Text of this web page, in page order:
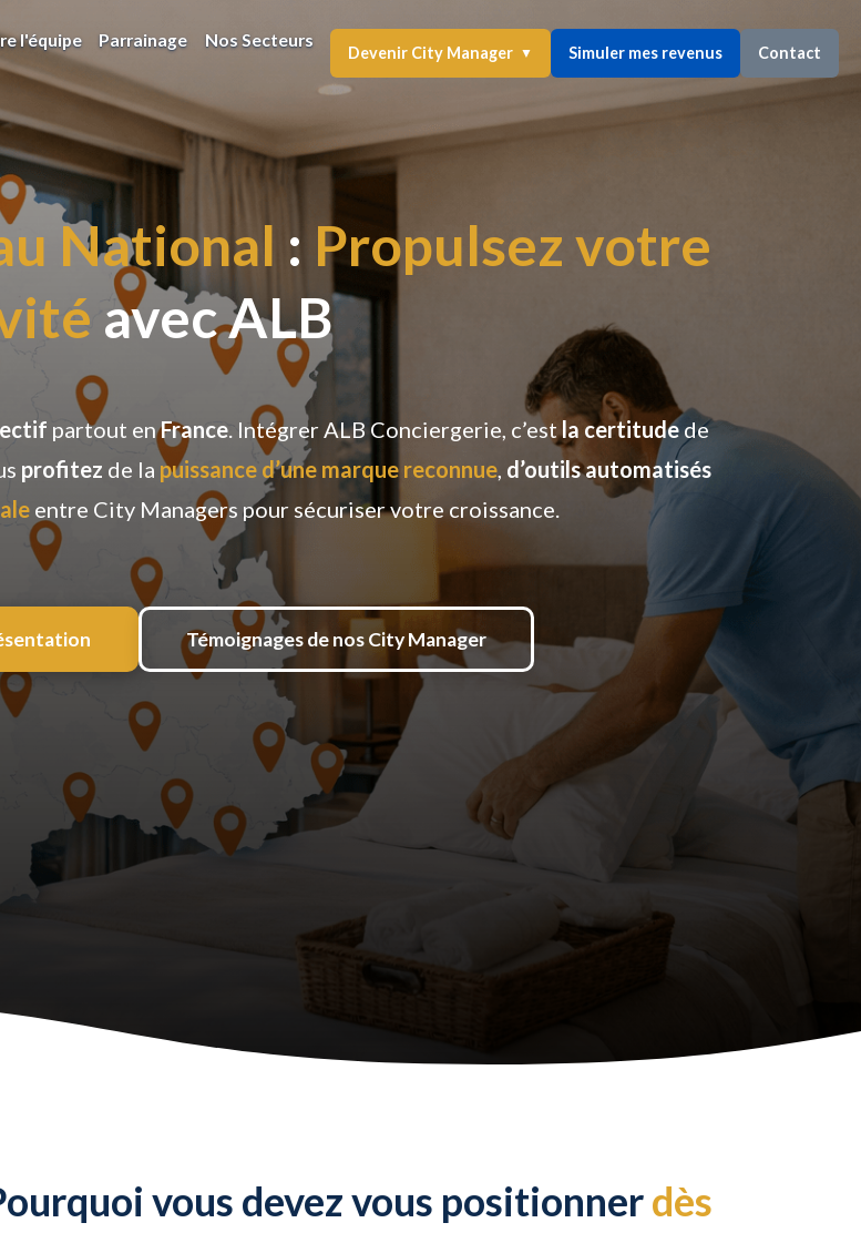
l'équipe Parrainage Nos Secteurs
Devenir City Manager ▼ Simuler mes revenus Contact
National : Propulsez votre
avec ALB
partout enFrance. Intégrer ALB Conciergerie, c’estla certitudede
profitez de la puissance d’une marque reconnue, d’outils automatisés
entre City Managers pour sécuriser votre croissance.
Témoignages de nos City Manager
vous devez vous positionnerdès